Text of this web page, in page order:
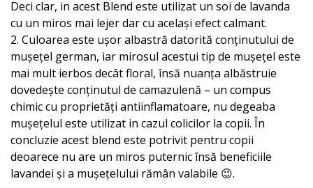
Deci clar, in acest Blend este utilizat un soi de lavanda
cu un miros mai lejer dar cu același efect calmant.
2. Culoarea este ușor albastră datorită conținutului de
mușețel german, iar mirosul acestui tip de mușețel este
mai mult ierbos decât floral, însă nuanța albăstruie
dovedește conținutul de camazulenă – un compus
chimic cu proprietăți antiinflamatoare, nu degeaba
mușețelul este utilizat in cazul colicilor la copii. În
concluzie acest blend este potrivit pentru copii
deoarece nu are un miros puternic însă beneficiile
lavandei și a mușețelului rămân valabile 😉.